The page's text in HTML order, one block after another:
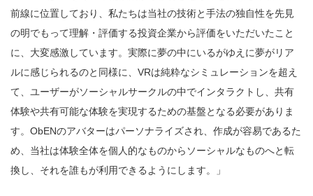
前線に位置しており、私たちは当社の技術と手法の独自性を先見
の明でもって理解・評価する投資企業から評価をいただいたこと
に、大変感激しています。実際に夢の中にいるがゆえに夢がリア
ルに感じられるのと同様に、VRは純粋なシミュレーションを超え
て、ユーザーがソーシャルサークルの中でインタラクトし、共有
体験や共有可能な体験を実現するための基盤となる必要がありま
す。ObENのアバターはパーソナライズされ、作成が容易であるた
め、当社は体験全体を個人的なものからソーシャルなものへと転
換し、それを誰もが利用できるようにします。」